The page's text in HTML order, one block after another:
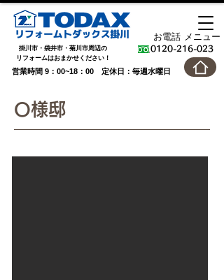
お電話 メニュー
掛川市・袋井市・菊川市周辺の
​リフォームはおまかせください！
0120-216-023
営業時間 9：00~18：00 定休日：毎週水曜日
O様邸